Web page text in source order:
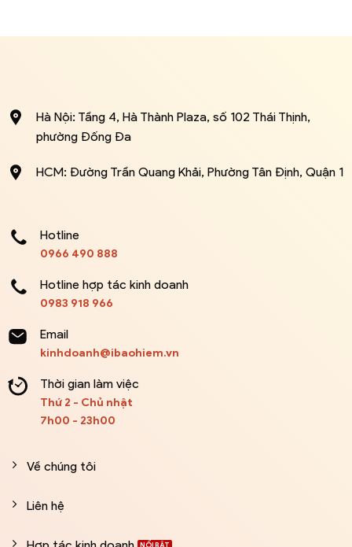
Hà Nội: Tầng 4, Hà Thành Plaza, số 102 Thái Thịnh,
phường Đống Đa
HCM: Đường Trần Quang Khải, Phường Tân Định, Quận 1
Hotline
0966 490 888
Hotline hợp tác kinh doanh
0983 918 966
Email
kinhdoanh@ibaohiem.vn
Thời gian làm việc
Thứ 2 - Chủ nhật
7h00 - 23h00
Về chúng tôi
Liên hệ